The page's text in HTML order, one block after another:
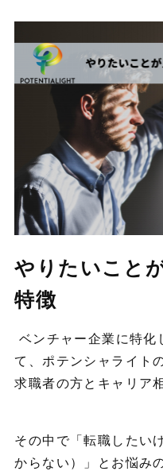
やりたいこと
特徴
ベンチャー企業に特化
て、ポテンシャライト
求職者の方とキャリア
その中で「転職したい
からない）」とお悩み